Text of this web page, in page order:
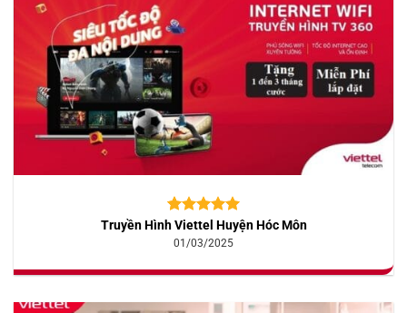
5.00trên 5
dựa trên
10
Truyền Hình Viettel Huyện Hóc Môn
01/03/2025